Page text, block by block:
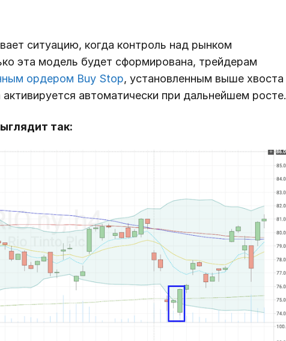
ситуацию, когда контроль над рынком
эта модель будет сформирована, трейдерам
ордером Buy Stop, установленным выше хвоста
автоматически при дальнейшем росте.
так: